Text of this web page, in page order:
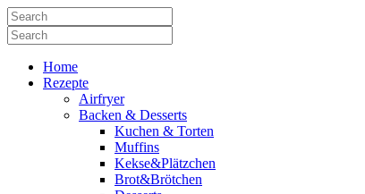
Home
Rezepte
Airfryer
Backen & Desserts
Kuchen & Torten
Muffins
Kekse&Plätzchen
Brot&Brötchen